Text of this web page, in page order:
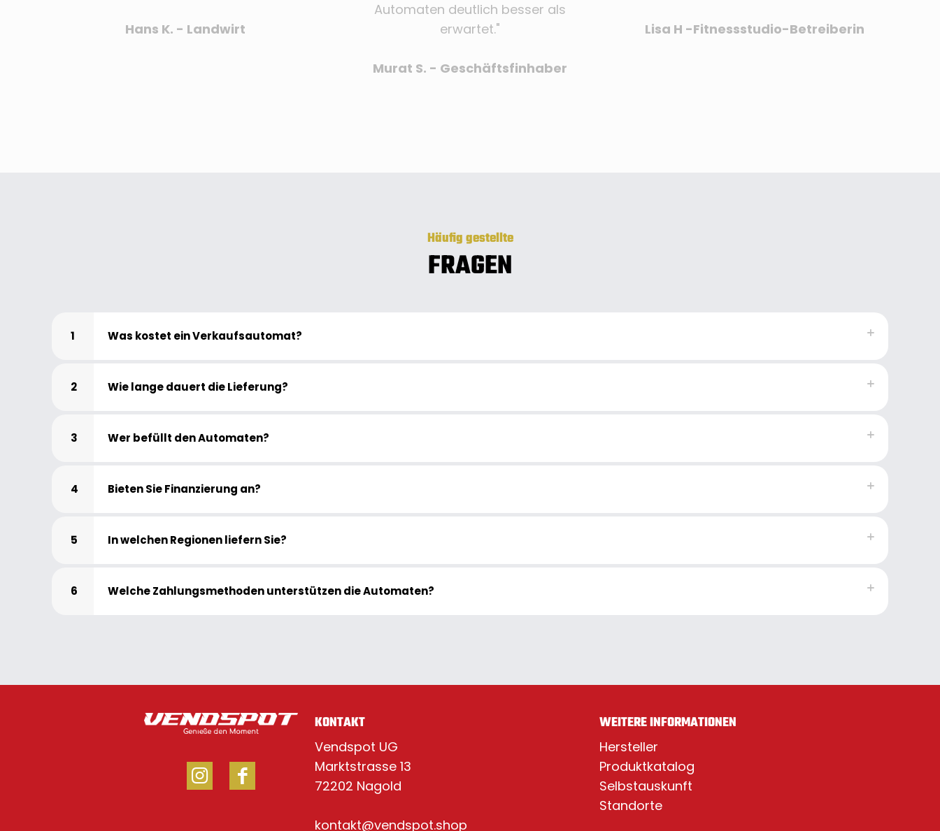
Hans K. - Landwirt
Automaten deutlich besser als
erwartet."
Murat S. - Geschäftsfinhaber
Lisa H -Fitnessstudio-Betreiberin
Häufig gestellte
FRAGEN
1 Was kostet ein Verkaufsautomat?
2 Wie lange dauert die Lieferung?
3 Wer befüllt den Automaten?
4 Bieten Sie Finanzierung an?
5 In welchen Regionen liefern Sie?
6 Welche Zahlungsmethoden unterstützen die Automaten?
KONTAKT
Vendspot UG
Marktstrasse 13
72202 Nagold
kontakt@vendspot.shop
WEITERE INFORMATIONEN
Hersteller
Produktkatalog
Selbstauskunft
Standorte